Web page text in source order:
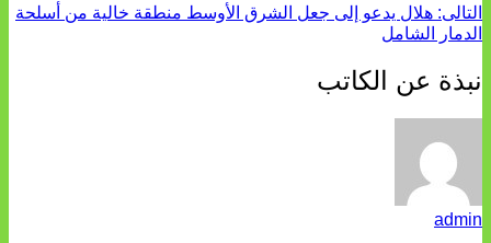
التالى: هلال يدعو إلى جعل الشرق الأوسط منطقة خالية من أسلحة
الدمار الشامل
نبذة عن الكاتب
admin